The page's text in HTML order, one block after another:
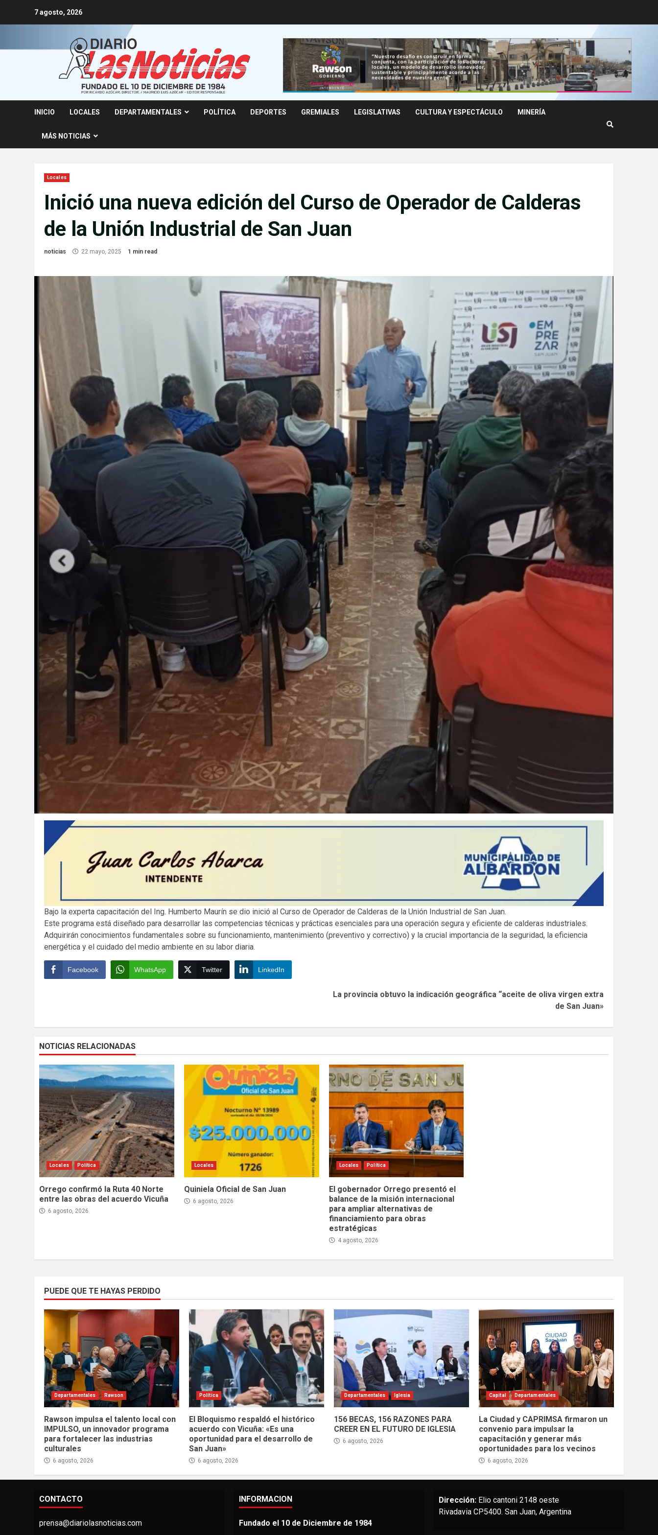
7 agosto, 2026
INICIO LOCALES DEPARTAMENTALES POLÍTICA DEPORTES GREMIALES LEGISLATIVAS CULTURA Y ESPECTÁCULO MINERÍA
MÁS NOTICIAS
Locales
Inició una nueva edición del Curso de Operador de Calderas
de la Unión Industrial de San Juan
noticias 22 mayo, 2025 1 min read
Bajo la experta capacitación del Ing. Humberto Maurín se dio inició al Curso de Operador de Calderas de la Unión Industrial de San Juan.
Este programa está diseñado para desarrollar las competencias técnicas y prácticas esenciales para una operación segura y eficiente de calderas industriales.
Adquirirán conocimientos fundamentales sobre su funcionamiento, mantenimiento (preventivo y correctivo) y la crucial importancia de la seguridad, la eficiencia
energética y el cuidado del medio ambiente en su labor diaria.
Facebook WhatsApp Twitter LinkedIn
La provincia obtuvo la indicación geográfica “aceite de oliva virgen extra
de San Juan»
NOTICIAS RELACIONADAS
Locales Política
Orrego confirmó la Ruta 40 Norte
entre las obras del acuerdo Vicuña
6 agosto, 2026
Locales
Quiniela Oficial de San Juan
6 agosto, 2026
Locales Política
El gobernador Orrego presentó el
balance de la misión internacional
para ampliar alternativas de
financiamiento para obras
estratégicas
4 agosto, 2026
PUEDE QUE TE HAYAS PERDIDO
Departamentales Rawson
Rawson impulsa el talento local con
IMPULSO, un innovador programa
para fortalecer las industrias
culturales
6 agosto, 2026
Política
El Bloquismo respaldó el histórico
acuerdo con Vicuña: «Es una
oportunidad para el desarrollo de
San Juan»
6 agosto, 2026
Departamentales Iglesia
156 BECAS, 156 RAZONES PARA
CREER EN EL FUTURO DE IGLESIA
6 agosto, 2026
Capital Departamentales
La Ciudad y CAPRIMSA firmaron un
convenio para impulsar la
capacitación y generar más
oportunidades para los vecinos
6 agosto, 2026
CONTACTO
prensa@diariolasnoticias.com
INFORMACION
Fundado el 10 de Diciembre de 1984
Dirección:Elio cantoni 2148 oeste
Rivadavia CP5400. San Juan, Argentina